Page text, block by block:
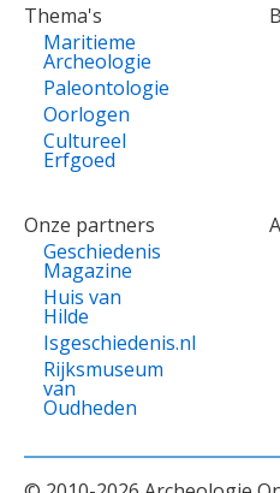
Thema's
Maritieme
Archeologie
Paleontologie
Oorlogen
Cultureel
Erfgoed
Onze partners
Geschiedenis
Magazine
Huis van
Hilde
Isgeschiedenis.nl
Rijksmuseum
van
Oudheden